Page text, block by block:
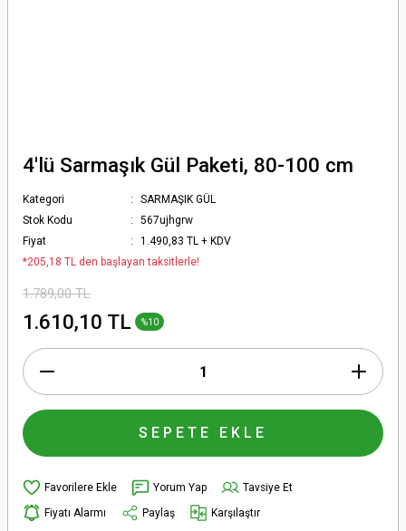
4'lü Sarmaşık Gül Paketi, 80-100 cm
Kategori
SARMAŞIK GÜL
Stok Kodu
567ujhgrw
Fiyat
1.490,83 TL + KDV
*205,18 TL den başlayan taksitlerle!
1.789,00 TL
1.610,10 TL %10
SEPETE EKLE
Yorum Yap
Tavsiye Et
Fiyatı Alarmı
Paylaş Karşılaştır